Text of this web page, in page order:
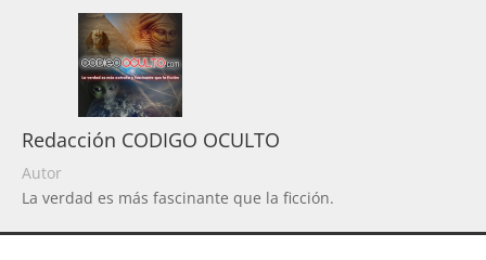
Redacción CODIGO OCULTO
Autor
La verdad es más fascinante que la ficción.